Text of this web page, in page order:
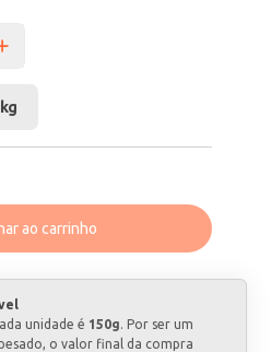
ao carrinho
unidade é 150g. Por ser um
o valor final da compra